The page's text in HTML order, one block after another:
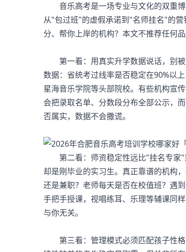
音乐高考是一场专业与文化的双重博
从"包过班"的虚假承诺到"名师挂名"的
分、帮你上岸的机构？本文不推荐任何
第一看：用真实升学数据说话，别被
数据：省统考过线率是否稳定在90%以
星海音乐学院等头部院校。有些机构宣
会把录取名单、分数段分布全部公示，
否属实，数据不会撒谎。
第二看：师资稳定性远比"挂名专家"
却是刚毕业的实习生。真正靠谱的机构
还是兼职？老师每天是否在校值班？遇
手把手授课，视唱练耳、乐理等辅课同
与你无关。
第三看：管理模式必须匹配孩子性格